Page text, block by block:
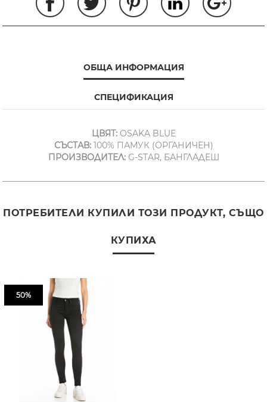
ОБЩА ИНФОРМАЦИЯ
СПЕЦИФИКАЦИЯ
ЦВЯТ:OSAKA BLUE
СЪСТАВ:100% ПАМУК (ОРГАНИЧЕН)
ПРОИЗВОДИТЕЛ:G-STAR, БАНГЛАДЕШ
ПОТРЕБИТЕЛИ КУПИЛИ ТОЗИ ПРОДУКТ, СЪЩО
КУПИХА
50%